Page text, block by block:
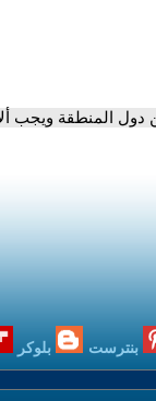
دول المنطقة ويجب
بنترست بلوكر